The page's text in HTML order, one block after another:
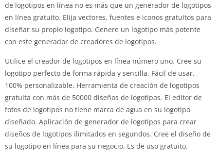
de logotipos en línea no es más que un generador de logotipos
en línea gratuito. Elija vectores, fuentes e iconos gratuitos para
diseñar su propio logotipo. Genere un logotipo más potente
con este generador de creadores de logotipos.
Utilice el creador de logotipos en línea número uno. Cree su
logotipo perfecto de forma rápida y sencilla. Fácil de usar.
100% personalizable. Herramienta de creación de logotipos
gratuita con más de 50000 diseños de logotipos. El editor de
fotos de logotipos no tiene marca de agua en su logotipo
diseñado. Aplicación de generador de logotipos para crear
diseños de logotipos ilimitados en segundos. Cree el diseño de
su logotipo en línea para su negocio. Es de uso gratuito.